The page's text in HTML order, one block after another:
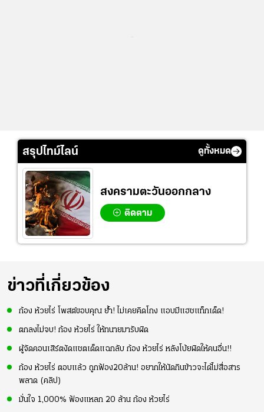
สรุปไทม์ไลน์ ดูทั้งหมด
สงครามตะวันออกกลาง
ติดตาม
ข่าวที่เกี่ยวข้อง
ก้อง ห้วยไร่ โพสต์ขอบคุณ ย้ำ! ไม่เคยคิดโกง แอบมีแฮชแท็กเด็ด!
ตกลงไม่จบ! ก้อง ห้วยไร่ ให้ทนายมารับผิด
ผู้จัดคอนเสิร์ตงัดแชตเด็ดแฉกลับ ก้อง ห้วยไร่ หลังโบ้ยผิดให้คนอื่น!!
ก้อง ห้วยไร่ ตอบแล้ว ถูกฟ้อง20ล้าน! อยากให้นัดกินข้าวจะได้ไม่สื่อสาร
พลาด (คลิป)
มั่นใจ 1,000% ฟ้องแหลก 20 ล้าน ก้อง ห้วยไร่